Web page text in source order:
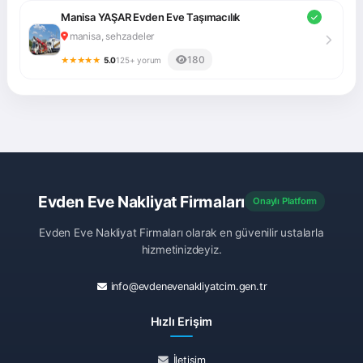
farklı ihtiyaçlarına cevap verebilmek için geniş bir
hizmet yelpazesi sunuyoruz. Tüm hizmetlerimizde,
profesyonel ekipmanlarımız ve deneyimli
personelimizle, en yüksek kalite standartlarını
ekipmanlarımız ve planlı lojistik yaklaşımımız
Şehirlerarası Nakliyat:Türkiye'nin dört bir yanına,
eşyalarınızı güvenle ulaştırıyoruz. Uzun yol
tecrübemiz, sigortalı taşıma hizmetimiz ve modern
güvenilir ellere teslim edin.
kayıpla ve en kısa sürede tamamlıyoruz. Ofis
mobilyalarınız, elektronik cihazlarınız ve diğer tüm
Manisa YAŞAR Evden Eve Taşımacılık
manisa, sehzadeler
★★★★★ 5.0125+ yorum 180
Evden Eve Nakliyat Firmaları Onaylı Platform
Evden Eve Nakliyat Firmaları olarak en güvenilir ustalarla
hizmetinizdeyiz.
info@evdenevenakliyatcim.gen.tr
Hızlı Erişim
İletişim